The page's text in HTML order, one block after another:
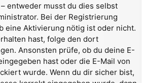
entweder musst du dies selbst
Bei der Registrierung
eine Aktivierung nötig ist oder nicht.
hast, folge den dort
Ansonsten prüfe, ob du deine E-
hast oder die E-Mail von
wurde. Wenn du dir sicher bist,